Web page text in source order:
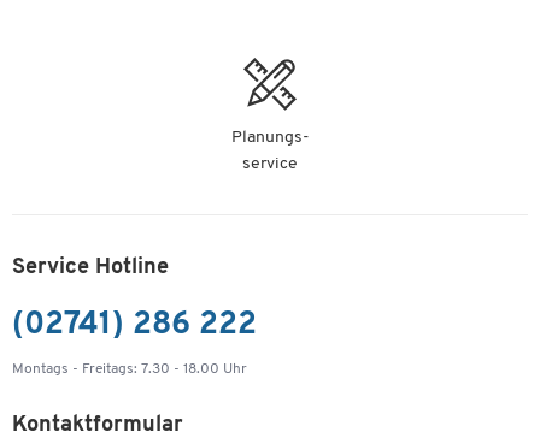
Planungs-
service
Service Hotline
(02741) 286 222
Montags - Freitags: 7.30 - 18.00 Uhr
Kontaktformular